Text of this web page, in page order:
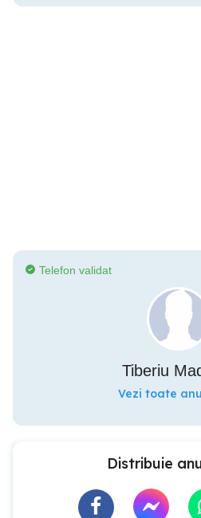
Telefon validat
Tiberiu
Vezi toate
Distribuie